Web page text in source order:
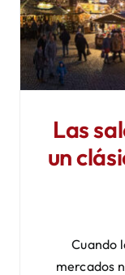
Las
un
Cuando
mercados